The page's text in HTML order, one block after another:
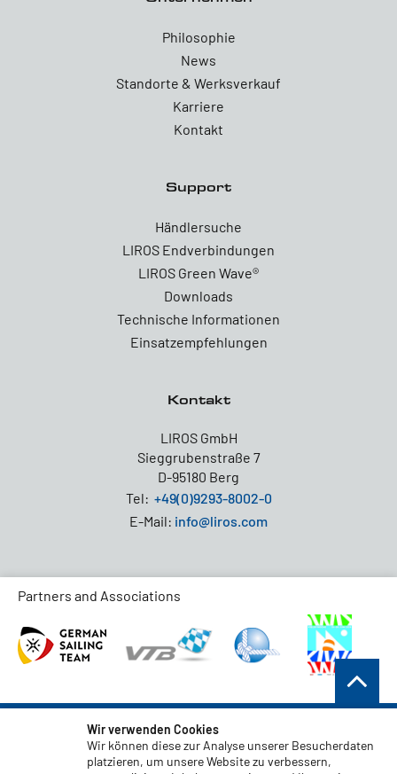
Philosophie
News
Standorte & Werksverkauf
Karriere
Kontakt
Support
Händlersuche
LIROS Endverbindungen
LIROS Green Wave®
Downloads
Technische Informationen
Einsatzempfehlungen
Kontakt
LIROS GmbH
Sieggrubenstraße 7
D-95180 Berg
Tel: +49(0)9293-8002-0
E-Mail: info@liros.com
Partners and Associations
AGB
Datenschutz
Wir verwenden Cookies
Wir können diese zur Analyse unserer Besucherdaten
platzieren, um unsere Website zu verbessern,